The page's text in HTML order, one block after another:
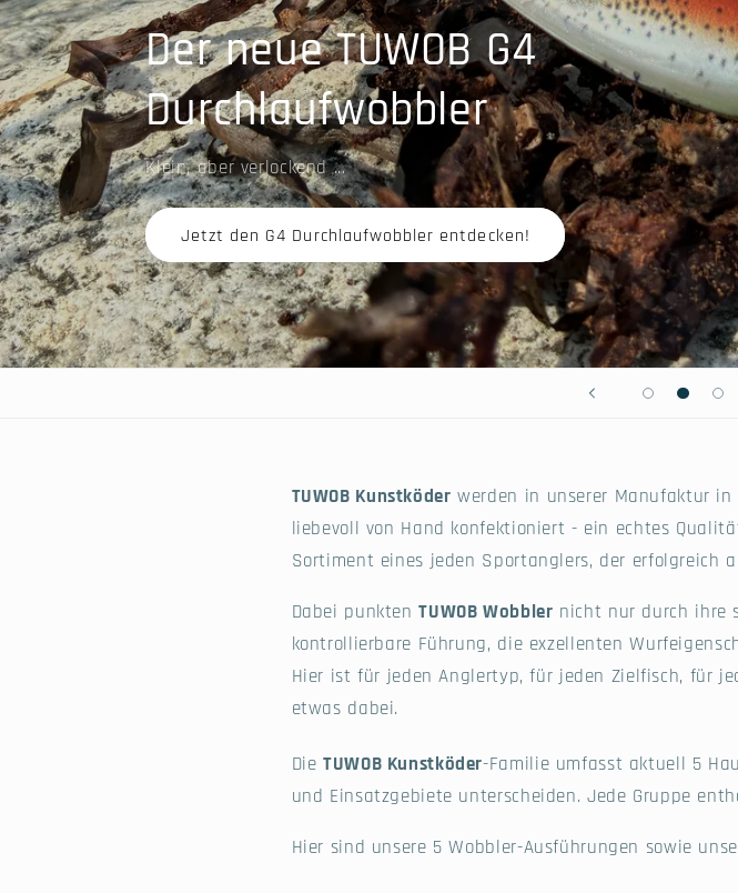
Ködertaschen in Perfektion
Exklusive Kunstködertaschen - mit viel Liebe zum Detail
produziert, um höchsten Ansprüchen gerecht werden.
Ködertaschen entdecken!
TUWOB Kunstköder werden in unserer Manufaktur
liebevoll von Hand konfektioniert - ein echtes
Sortiment eines jeden Sportanglers, der erfolgreich
Dabei punktenTUWOB Wobbler nicht nur durch ihre
kontrollierbare Führung, die exzellenten
Hier ist für jeden Anglertyp, für jeden Zielfisch, für
etwas dabei.
DieTUWOB Kunstköder-Familie umfasst aktuell 5
und Einsatzgebiete unterscheiden. Jede Gruppe
Hier sind unsere 5 Wobbler-Ausführungen sowie